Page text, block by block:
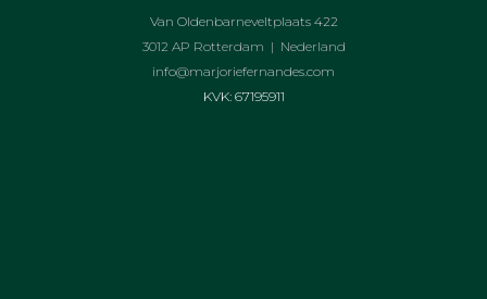
Van Oldenbarneveltplaats 422
3012 AP Rotterdam | Nederland
info@marjoriefernandes.com
KVK: 67195911